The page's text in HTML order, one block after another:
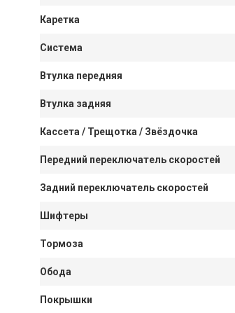
Каретка
Система
Втулка передняя
Втулка задняя
Кассета / Трещотка / Звёздочка
Передний переключатель скоростей
Задний переключатель скоростей
Шифтеры
Тормоза
Обода
Покрышки